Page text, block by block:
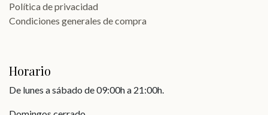
Política de privacidad
Condiciones generales de compra
Horario
De lunes a sábado de 09:00h a 21:00h.